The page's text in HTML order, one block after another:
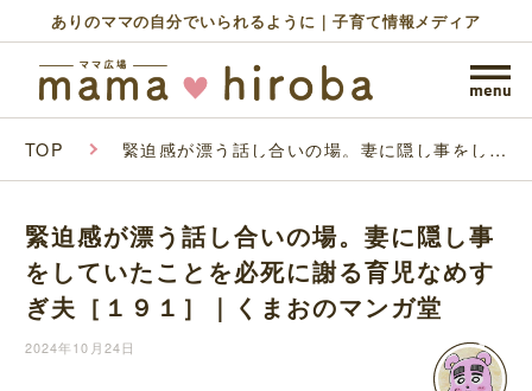
ありのママの自分でいられるように｜子育て情報メディア
TOP 緊迫感が漂う話し合いの場。妻に隠し事をして
１］｜くまおのマンガ堂
緊迫感が漂う話し合いの場。妻に隠し事
をしていたことを必死に謝る育児なめす
ぎ夫［１９１］｜くまおのマンガ堂
2024年10月24日